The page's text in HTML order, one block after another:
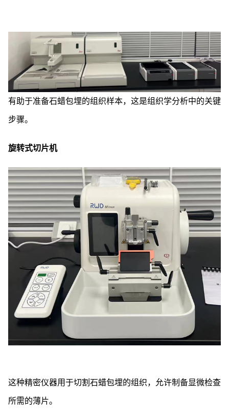
有助于准备石蜡包埋的组织样本，这是组织学分析中的关键
步骤。
旋转式切片机
这种精密仪器用于切割石蜡包埋的组织，允许制备显微检查
所需的薄片。